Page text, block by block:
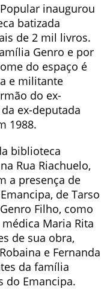
inaugurou
batizada
de 2 mil livros.
Genro e por
do espaço é
e militante
do ex-
ex-deputada
1988.
biblioteca
Rua Riachuelo,
a presença de
de Tarso
Filho, como
Maria Rita
de sua obra,
e Fernanda
da família
do Emancipa.